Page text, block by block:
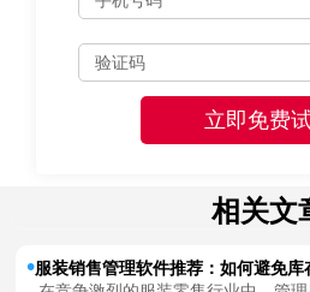
相关文
服装销售管理软件推荐：如何避免库